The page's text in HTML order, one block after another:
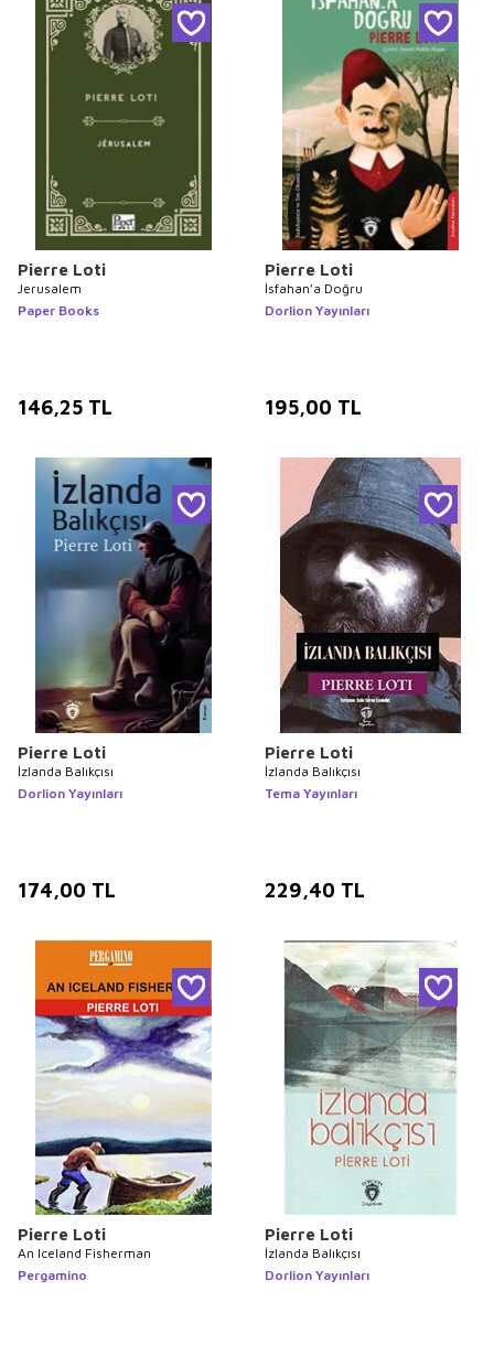
Pierre Loti
Jerusalem
Paper Books
146,25 TL
Pierre Loti
İsfahan’a Doğru
Dorlion Yayınları
195,00 TL
Pierre Loti
İzlanda Balıkçısı
Dorlion Yayınları
174,00 TL
Pierre Loti
İzlanda Balıkçısı
Tema Yayınları
229,40 TL
Pierre Loti
An Iceland Fisherman
Pergamino
Pierre Loti
İzlanda Balıkçısı
Dorlion Yayınları